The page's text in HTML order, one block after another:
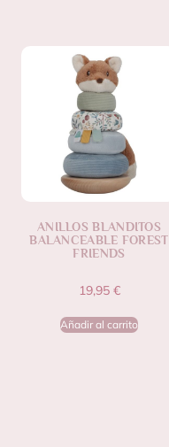
ANILLOS BLANDITOS
BALANCEABLE FOREST
FRIENDS
19,95 €
Añadir al carrito